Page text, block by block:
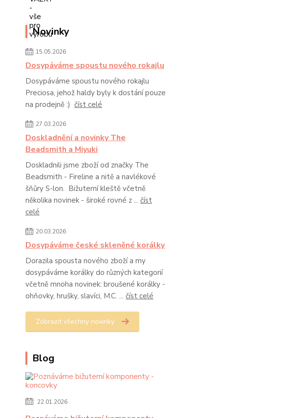
Novinky
15.05.2026
Dosypáváme spoustu nového rokajlu
Dosypáváme spoustu nového rokajlu
Preciosa, jehož haldy byly k dostání pouze
na prodejně :) číst celé
27.03.2026
Doskladnění a novinky The
Beadsmith a Miyuki
Doskladnili jsme zboží od značky The
Beadsmith - Fireline a nitě a navlékové
šňůry S-lon. Bižuterní kleště včetně
několika novinek - široké rovné z ... číst
celé
20.03.2026
Dosypáváme české skleněné korálky
Dorazila spousta nového zboží a my
dosypáváme korálky do různých kategorií
včetně mnoha novinek: broušené korálky -
ohňovky, hrušky, slavíci, M.C. ... číst celé
Zobrazit všechny novinky
Blog
22.01.2026